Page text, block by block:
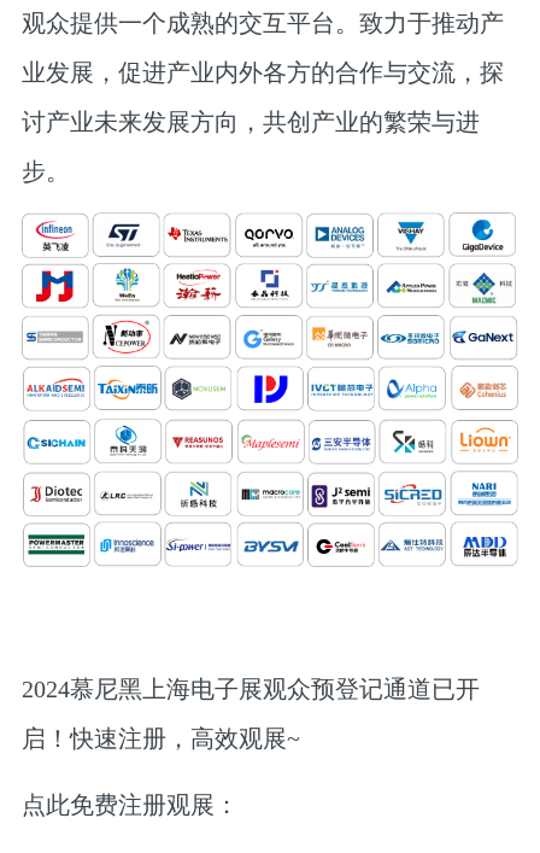
观众提供一个成熟的交互平台。致力于推动产
业发展，促进产业内外各方的合作与交流，探
讨产业未来发展方向，共创产业的繁荣与进
步。
2024慕尼黑上海电子展观众预登记通道已开
启！快速注册，高效观展~
点此免费注册观展：